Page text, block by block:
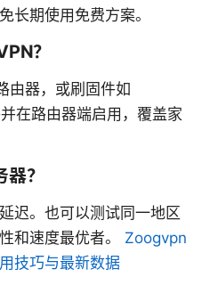
长期使用免费方案。
？
由器，或刷固件如
在路由器端启用，覆盖家
？
迟。也可以测试同一地区
和速度最优者。 Zoogvpn
技巧与最新数据